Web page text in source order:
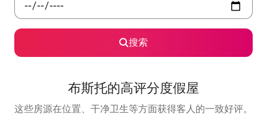
搜索
布斯托的高评分度假屋
这些房源在位置、干净卫生等方面获得客人的一致好评。